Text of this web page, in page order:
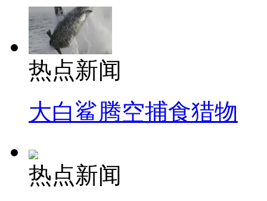
热点新闻
大白鲨腾空捕食猎物
热点新闻